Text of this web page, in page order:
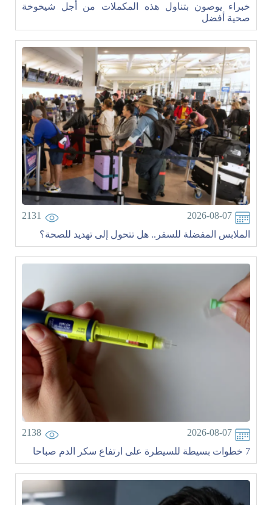
خبراء يوصون بتناول هذه المكملات من أجل شيخوخة
صحية أفضل
2026-08-07
2131
الملابس المفضلة للسفر.. هل تتحول إلى تهديد للصحة؟
2026-08-07
2138
7 خطوات بسيطة للسيطرة على ارتفاع سكر الدم صباحا